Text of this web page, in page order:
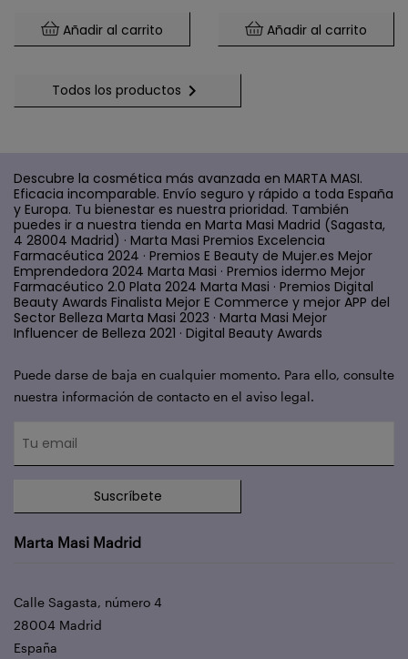
Añadir al carrito Añadir al carrito
Todos los productos 
Descubre la cosmética más avanzada en MARTA MASI.
Eficacia incomparable. Envío seguro y rápido a toda España
y Europa. Tu bienestar es nuestra prioridad. También
puedes ir a nuestra tienda en Marta Masi Madrid (Sagasta,
4 28004 Madrid) · Marta Masi Premios Excelencia
Farmacéutica 2024 · Premios E Beauty de Mujer.es Mejor
Emprendedora 2024 Marta Masi · Premios idermo Mejor
Farmacéutico 2.0 Plata 2024 Marta Masi · Premios Digital
Beauty Awards Finalista Mejor E Commerce y mejor APP del
Sector Belleza Marta Masi 2023 · Marta Masi Mejor
Influencer de Belleza 2021 · Digital Beauty Awards
Puede darse de baja en cualquier momento. Para ello, consulte
nuestra información de contacto en el aviso legal.
Suscríbete
Marta Masi Madrid
Calle Sagasta, número 4
28004 Madrid
España